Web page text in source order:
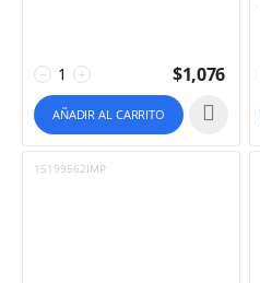
+
− $1,076
AÑADIR AL CARRITO
15199562IMP